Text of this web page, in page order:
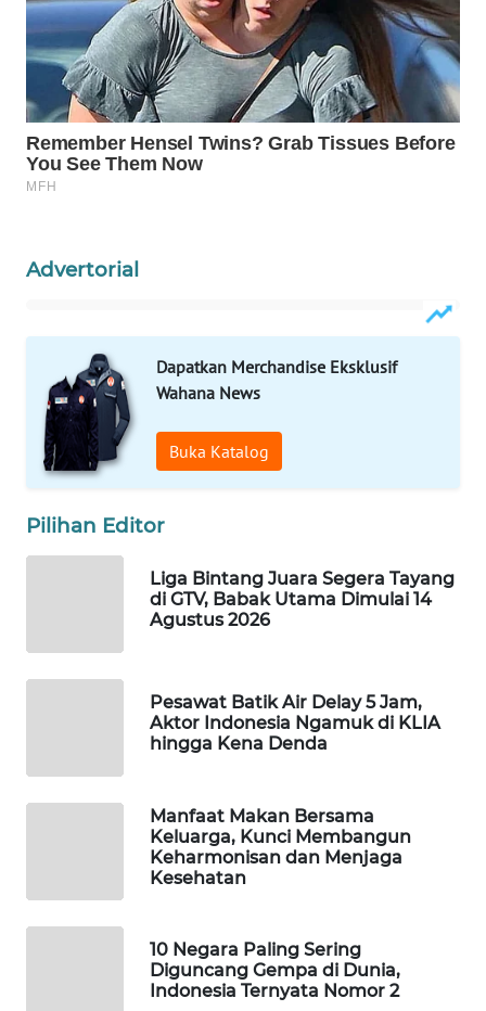
Advertorial
Dapatkan Merchandise Eksklusif
Wahana News
Buka Katalog
Pilihan Editor
Liga Bintang Juara Segera Tayang
di GTV, Babak Utama Dimulai 14
Agustus 2026
Pesawat Batik Air Delay 5 Jam,
Aktor Indonesia Ngamuk di KLIA
hingga Kena Denda
Manfaat Makan Bersama
Keluarga, Kunci Membangun
Keharmonisan dan Menjaga
Kesehatan
10 Negara Paling Sering
Diguncang Gempa di Dunia,
Indonesia Ternyata Nomor 2
KONSUMEN
WAHANA
LISTRIK
WAHANA
TRAVEL
ID
WAHANANEWS
CO ID
WAHANANEWS
NET
WAHANA
UMKM
OTOMOTIF